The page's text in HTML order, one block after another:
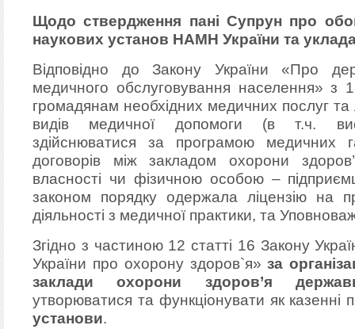
Щодо ствердження пані Супрун про
наукових установ НАМН України та
Відповідно до Закону України «Про
медичного обслуговування населення» з
громадянам необхідних медичних послуг та
видів медичної допомоги (в т.ч.
здійснюватися за програмою медичних
договорів між закладом охорони
власності чи фізичною особою –
законом порядку одержала ліцензію на
діяльності з медичної практики, та
Згідно з частиною 12 статті 16 Закону
України про охорону здоров`я»за
заклади охорони здоров’я
утворюватися та функціонувати як казенні
установи.